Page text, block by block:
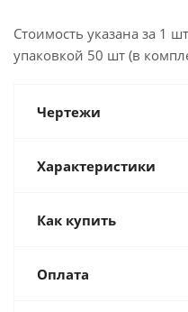
Стоимость указана за 1
упаковкой 50 шт (в
Чертежи
Характеристики
Как купить
Оплата